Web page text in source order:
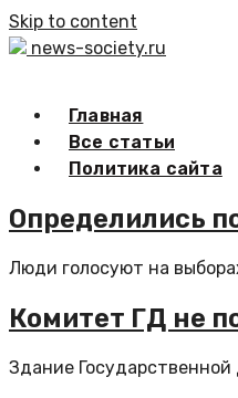
Skip to content
news-society.ru
Главная
Все статьи
Политика сайта
Определились
Люди голосуют на
Комитет ГД не
Здание